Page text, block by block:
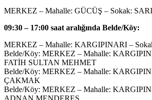
MERKEZ – Mahalle: GÜCÜŞ – Sokak:
09:30 – 17:00 saat aralığında Belde/Köy:
MERKEZ – Mahalle: KARGIPINARI –
Belde/Köy: MERKEZ – Mahalle:
FATİH SULTAN MEHMET
Belde/Köy: MERKEZ – Mahalle:
ÇAKMAK
Belde/Köy: MERKEZ – Mahalle:
ADNAN MENDERES